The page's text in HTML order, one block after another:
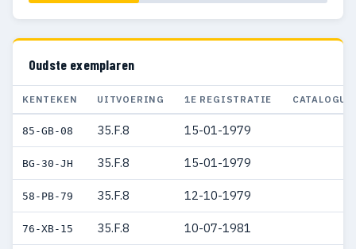
Oudste exemplaren
KENTEKEN UITVOERING 1E REGISTRATIE
85-GB-08 35.F.8 15-01-1979
BG-30-JH 35.F.8 15-01-1979
58-PB-79 35.F.8 12-10-1979
76-XB-15 35.F.8 10-07-1981